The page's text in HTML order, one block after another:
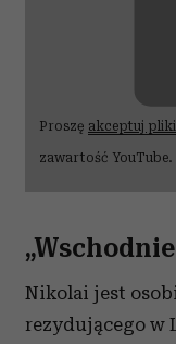
Proszę akceptuj
zawartość YouTube.
Nikolai jest
rezydującego w